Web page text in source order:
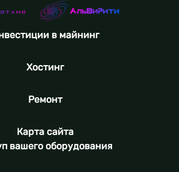
в майнинг
Хостинг
Ремонт
Карта сайта
вашего оборудования